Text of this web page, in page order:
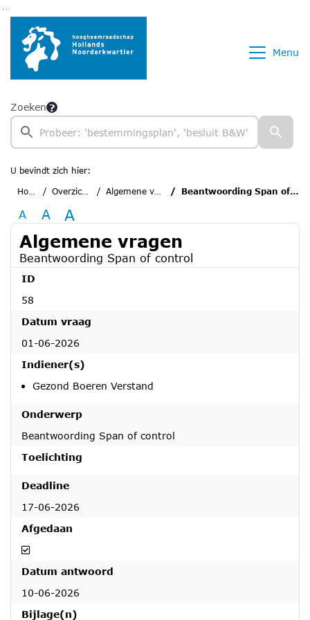
Ga naar de inhoud van deze pagina
Ga naar het zoeken
Ga naar het menu
Menu
Zoeken
U bevindt zich hier:
Home
Overzichten Algemene vragen Beantwoording Span of control
A A A
Algemene vragen
Beantwoording Span of control
ID
58
Datum vraag
01-06-2026
Indiener(s)
Gezond Boeren Verstand
Onderwerp
Beantwoording Span of control
Toelichting
Deadline
17-06-2026
Afgedaan
Afgedaan
Datum antwoord
10-06-2026
Bijlage(n)